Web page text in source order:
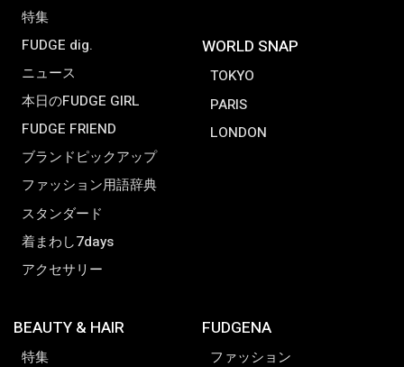
特集
FUDGE dig.
ニュース
本日のFUDGE GIRL
FUDGE FRIEND
ブランドピックアップ
ファッション用語辞典
スタンダード
着まわし7days
アクセサリー
WORLD SNAP
TOKYO
PARIS
LONDON
BEAUTY & HAIR
特集
FUDGENA
ファッション